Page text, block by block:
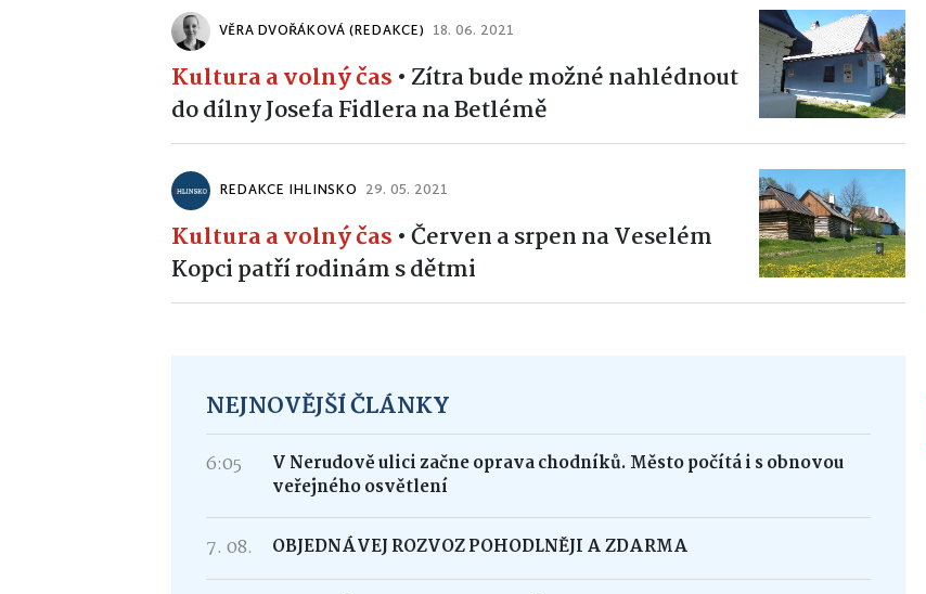
VĚRA DVOŘÁKOVÁ (REDAKCE) 18. 06. 2021
Kultura a volný čas • Zítra bude možné nahlédnout
do dílny Josefa Fidlera na Betlémě
REDAKCE IHLINSKO 29. 05. 2021
Kultura a volný čas •Červen a srpen na Veselém
Kopci patří rodinám s dětmi
NEJNOVĚJŠÍ ČLÁNKY
6:05
V Nerudově ulici začne oprava chodníků. Město počítá i s obnovou
veřejného osvětlení
7. 08. OBJEDNÁVEJ ROZVOZ POHODLNĚJI A ZDARMA